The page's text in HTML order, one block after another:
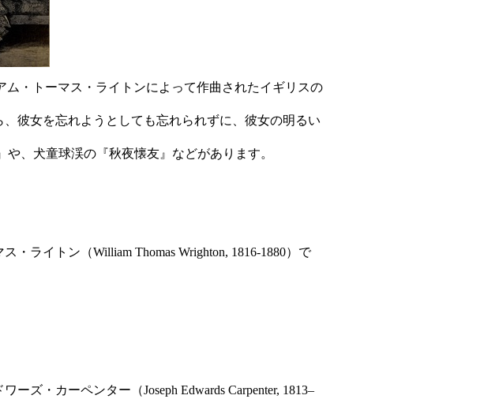
ム・トーマス・ライトンによって作曲されたイギリスの
彼女を忘れようとしても忘れられずに、彼女の明るい
、犬童球渓の『秋夜懐友』などがあります。
ライトン（William Thomas Wrighton, 1816-1880）で
ズ・カーペンター（Joseph Edwards Carpenter, 1813–